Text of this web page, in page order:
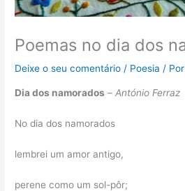
Poemas no dia dos
Deixe o seu comentário / Poesia / Por
Dia dos namorados –António Ferraz
No dia dos namorados
lembrei um amor antigo,
perene como um sol-pôr;